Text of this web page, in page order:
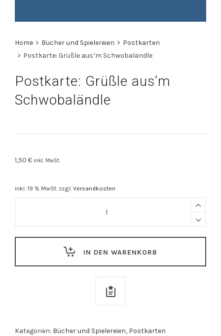
Home > Bücher und Spielereien > Postkarten
> Postkarte: Grüßle aus’m Schwobaländle
Postkarte: Grüßle aus’m
Schwobaländle
1,50 € inkl. MwSt.
inkl. 19 % MwSt. zzgl. Versandkosten
IN DEN WARENKORB
Kategorien: Bücher und Spielereien, Postkarten